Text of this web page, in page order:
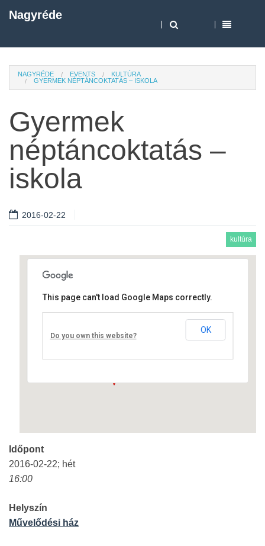
Nagyréde
NAGYRÉDE EVENTS
KULTÚRA
GYERMEK NÉPTÁNCOKTATÁS – ISKOLA
Gyermek
néptáncoktatás –
iskola
2016-02-22
kultúra
Művelődési ház
Fő út 8 - Nagyréde
This page can't load Google Maps correctly.
Do you own this website?
OK
Időpont
2016-02-22; hét
16:00
Helyszín
Művelődési ház